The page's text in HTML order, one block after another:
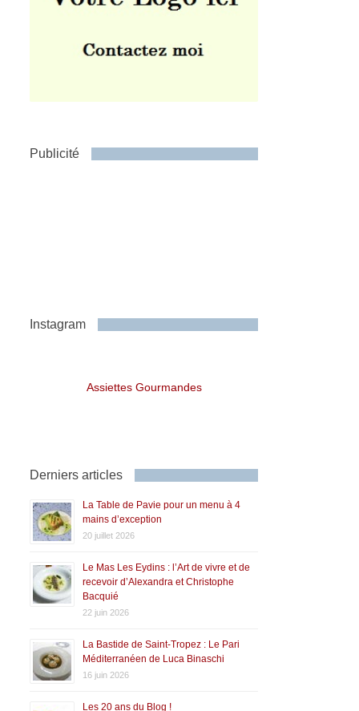
Publicité
Instagram
Assiettes Gourmandes
Derniers articles
La Table de Pavie pour un menu à 4
mains d’exception
20 juillet 2026
Le Mas Les Eydins : l’Art de vivre et de
recevoir d’Alexandra et Christophe
Bacquié
22 juin 2026
La Bastide de Saint-Tropez : Le Pari
Méditerranéen de Luca Binaschi
16 juin 2026
Les 20 ans du Blog !